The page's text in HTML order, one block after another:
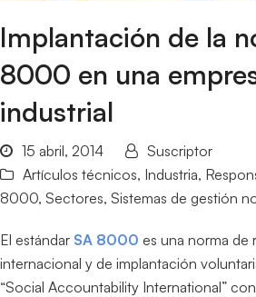
Implantación de la
8000 en una
industrial
15 abril, 2014
Suscriptor
Artículos técnicos, Industria,
8000, Sectores, Sistemas de gestión
El estándar SA 8000 es una norma de
internacional y de implantación
“Social Accountability International”